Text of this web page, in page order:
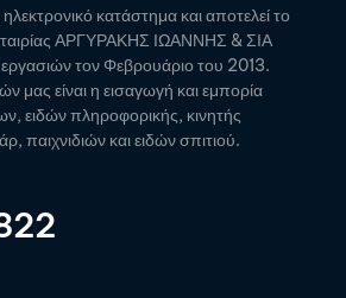
κατάστημα και αποτελεί το
ΑΡΓΥΡΑΚΗΣ ΙΩΑΝΝΗΣ & ΣΙΑ
τον Φεβρουάριο του 2013.
μας είναι η εισαγωγή και εμπορία
ειδών πληροφορικής, κινητής
παιχνιδιών και ειδών σπιτιού.